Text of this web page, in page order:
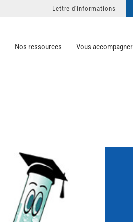
Nos ressources Vous accompagner
Lettre d'informations